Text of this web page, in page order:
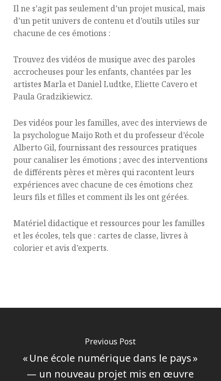
Il ne s’agit pas seulement d’un projet musical, mais
d’un petit univers de contenu et d’outils utiles sur
chacune de ces émotions :
Trouvez des vidéos de musique avec des paroles
accrocheuses pour les enfants, chantées par les
artistes Marla et Daniel Ludtke, Eliette Cavero et
Paula Gradzikiewicz.
Des vidéos pour les familles, avec des interviews de
la psychologue Maijo Roth et du professeur d’école
Alberto Gil, fournissant des ressources pratiques
pour canaliser les émotions ; avec des interventions
de différents pères et mères qui racontent leurs
expériences avec chacune de ces émotions chez
leurs fils et filles et comment ils les ont gérées.
Matériel didactique et ressources pour les familles
et les écoles, tels que : cartes de classe, livres à
colorier et avis d’experts.
Previous Post
« Une école numérique dans le pays »
— un nouveau projet mis en œuvre